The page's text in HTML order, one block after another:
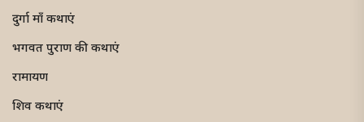
दुर्गा माँ कथाएं
भगवत पुराण की कथाएं
रामायण
शिव कथाएं